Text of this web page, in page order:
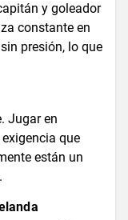
y goleador
constante en
presión, lo que
Jugar en
que
están un